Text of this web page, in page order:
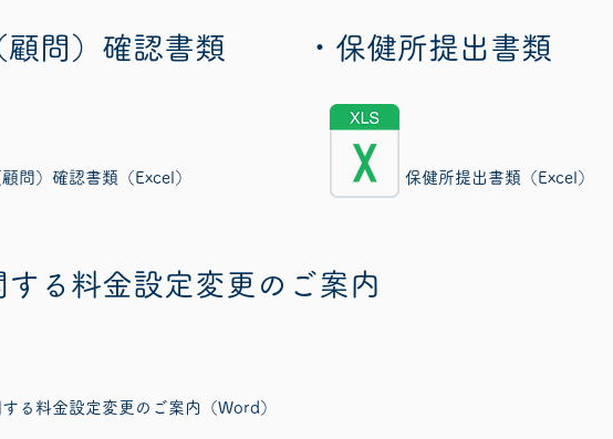
顧問）確認書類 ・保健所提出書類
問）確認書類（Excel） 保健所提出書類（Excel）
する料金設定変更のご案内
る料金設定変更のご案内（Word）